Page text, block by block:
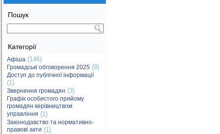
Пошук
Категорії
Афіша (146)
Громадські обговорення 2025 (9)
Доступ до публічної інформації
(1)
Звернення громадян (3)
Графік особистого прийому
громадян керівництвом
управління (1)
Законодавство та нормативно-
правові акти (1)